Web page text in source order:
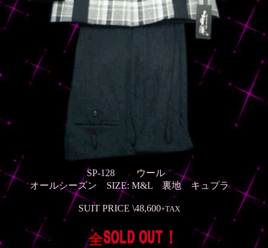
SP-128 ウール
オールシーズン SIZE: M&L 裏地 キュプラ
SUIT PRICE \48,600+TAX
全